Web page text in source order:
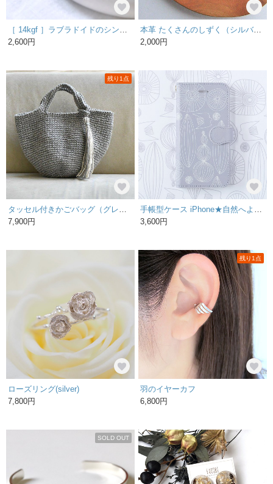
2,600円
2,000円
残り1点
7,900円
3,600円
ローズリング(silver)
7,800円
残り1点
羽のイヤーカフ
6,800円
SOLD OUT